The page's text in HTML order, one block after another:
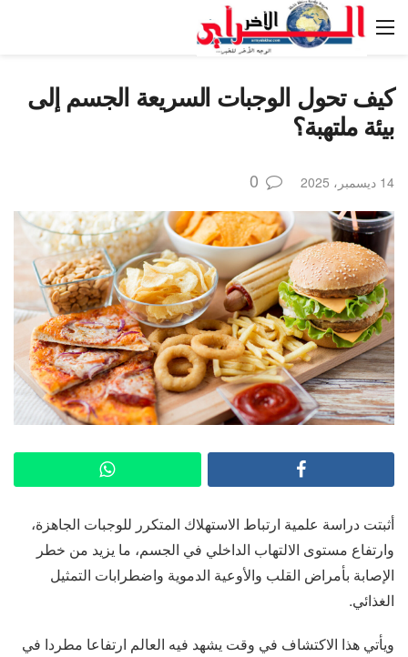
كيف تحول الوجبات السريعة الجسم إلى
بيئة ملتهبة؟
14 ديسمبر، 2025 0
أثبتت دراسة علمية ارتباط الاستهلاك المتكرر للوجبات الجاهزة،
وارتفاع مستوى الالتهاب الداخلي في الجسم، ما يزيد من خطر
الإصابة بأمراض القلب والأوعية الدموية واضطرابات التمثيل
الغذائي.
ويأتي هذا الاكتشاف في وقت يشهد فيه العالم ارتفاعا مطردا في